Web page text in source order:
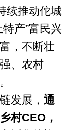
续推动佗城
产”富民兴
，不断壮
、农村
发展， 通
村CEO，